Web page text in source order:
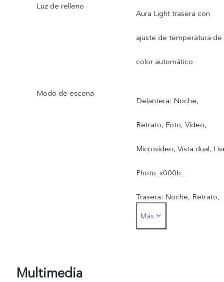
MP; Apertura f/2.2
Cámara macro de 2MP;
Apertura f/2.4
Luz de relleno
Aura Light trasera con
ajuste de temperatura de
color automático
Modo de escena
Delantera: Noche,
Retrato, Foto, Vídeo,
Microvídeo, Vista dual,
Photo_x000b_
Trasera: Noche, Retrato,
Foto, Vídeo, Microvídeo,
Más
Multimedia